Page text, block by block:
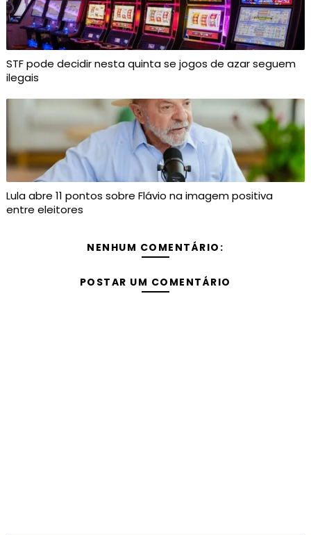
STF pode decidir nesta quinta se jogos de azar seguem
ilegais
Lula abre 11 pontos sobre Flávio na imagem positiva
entre eleitores
NENHUM COMENTÁRIO:
POSTAR UM COMENTÁRIO